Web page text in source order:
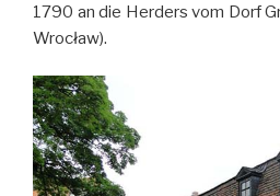
1790 an die Herders vom Dorf
Wrocław).